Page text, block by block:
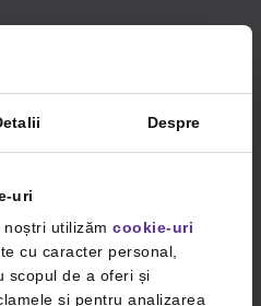
Despre
uri
utilizăm cookie-uri
cu caracter personal,
scopul de a oferi și
și pentru analizarea